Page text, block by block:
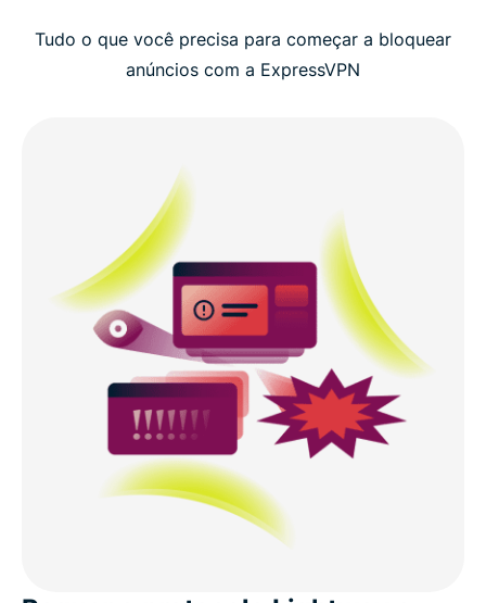
Tudo o que você precisa para começar a bloquear
anúncios com a ExpressVPN